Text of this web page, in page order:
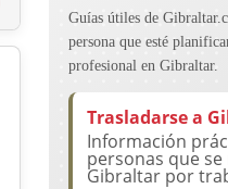
Guías útiles de
persona que esté
profesional en Gibraltar.
Trasladarse a
Información
personas que
Gibraltar por